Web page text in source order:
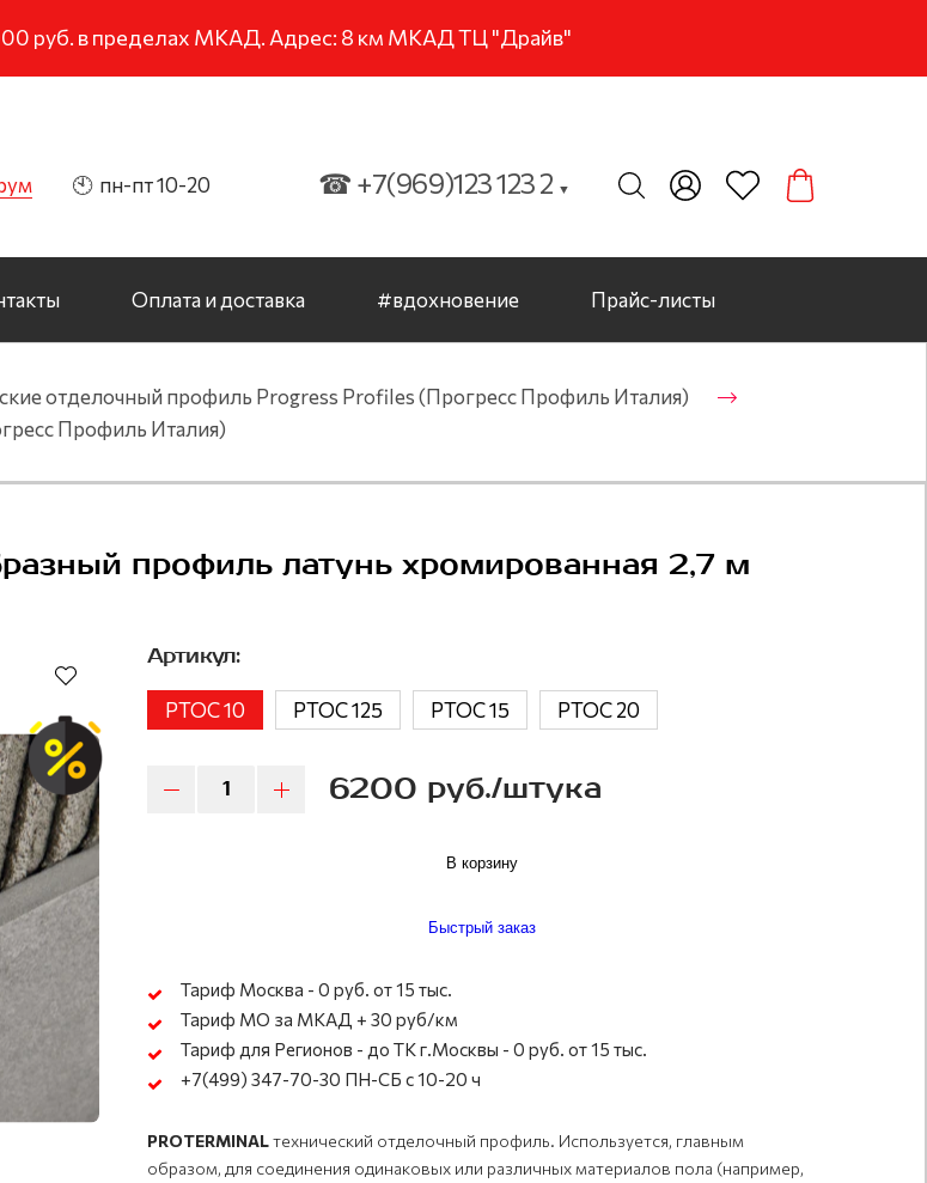
руб. в пределах МКАД. Адрес: 8 км МКАД ТЦ "Драйв"
🕙 пн-пт 10-20 ☎ +7(969)123 123 2 ▼
Оплата и доставка #вдохновение Прайс-листы
отделочный профиль Progress Profiles (Прогресс Профиль Италия)
Профиль Италия)
профиль латунь хромированная 2,7 м
Артикул:
PTOC 10 PTOC 125 PTOC 15 PTOC 20
6200 руб./штука
В корзину
Быстрый заказ
Тариф Москва - 0 руб. от 15 тыс.
Тариф МО за МКАД + 30 руб/км
Тариф для Регионов - до ТК г.Москвы - 0 руб. от 15 тыс.
+7(499) 347-70-30 ПН-СБ с 10-20 ч
PROTERMINALтехнический отделочный профиль. Используется, главным
образом, для соединения одинаковых или различных материалов пола (например,